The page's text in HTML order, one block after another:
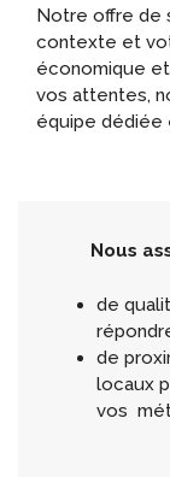
Notre offre de
contexte et
économique
vos attentes,
équipe dédiée
Nous
de
de
locaux
vos